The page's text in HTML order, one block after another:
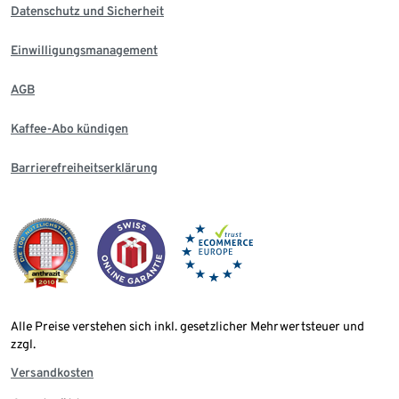
Datenschutz und Sicherheit
Einwilligungsmanagement
AGB
Kaffee-Abo kündigen
Barrierefreiheitserklärung
Alle Preise verstehen sich inkl. gesetzlicher Mehrwertsteuer und
zzgl.
Versandkosten